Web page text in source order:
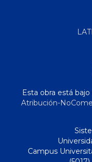
Esta obra está bajo
Atribución-
Campus